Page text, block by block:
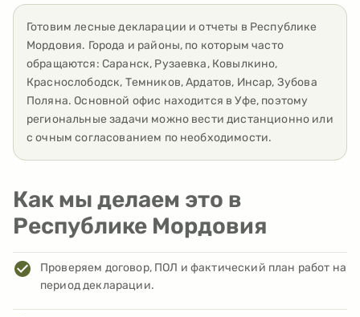
Готовим лесные декларации и отчеты в Республике
Мордовия. Города и районы, по которым часто
обращаются: Саранск, Рузаевка, Ковылкино,
Краснослободск, Темников, Ардатов, Инсар, Зубова
Поляна. Основной офис находится в Уфе, поэтому
региональные задачи можно вести дистанционно или
с очным согласованием по необходимости.
Как мы делаем это в
Республике Мордовия
Проверяем договор, ПОЛ и фактический план работ на
период декларации.